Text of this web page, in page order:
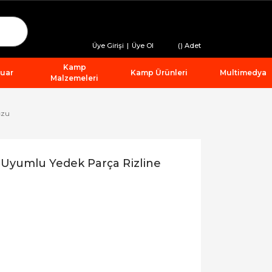
Üye Girişi | Üye Ol () Adet
Kamp
Malzemeleri
Kamp Ürünleri Multimedya
Yedek Parça Rizline